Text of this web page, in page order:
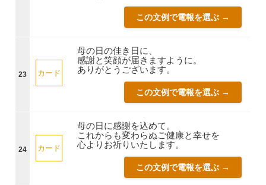
この文例で電報を選ぶ →
23 カード
母の日の佳き日に、
感謝と笑顔が届きますように。
ありがとうございます。
この文例で電報を選ぶ →
24 カード
母の日に感謝を込めて。
これからも変わらぬご健康と幸せを
心よりお祈りいたします。
この文例で電報を選ぶ →